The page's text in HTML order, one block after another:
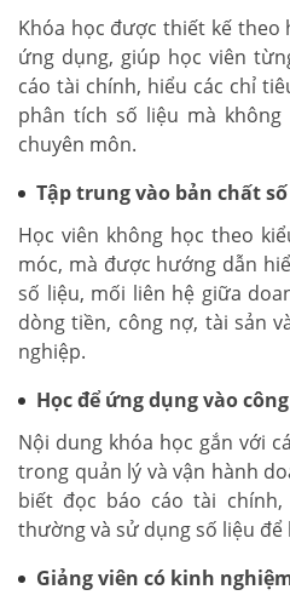
Khóa học được thiết kế
ứng dụng, giúp học viên
cáo tài chính, hiểu các chỉ
phân tích số liệu mà
chuyên môn.
Tập trung vào bản chất
Học viên không học theo
móc, mà được hướng dẫn
số liệu, mối liên hệ giữa
dòng tiền, công nợ, tài sản
nghiệp.
Học để ứng dụng vào
Nội dung khóa học gắn với
trong quản lý và vận hành
biết đọc báo cáo tài
thường và sử dụng số liệu
Giảng viên có kinh